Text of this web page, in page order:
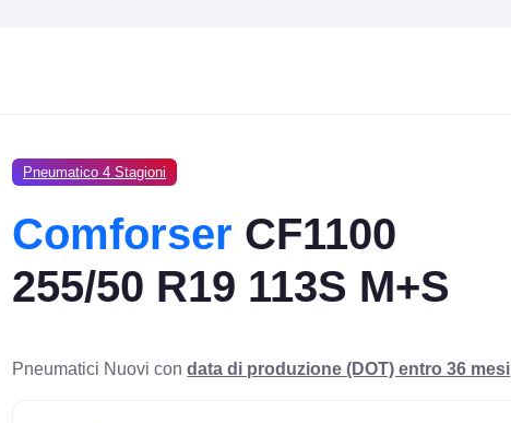
Pneumatico 4 Stagioni
Comforser CF1100
255/50 R19 113S M+S
Pneumatici Nuovi condata di produzione (DOT) entro 36 mesi